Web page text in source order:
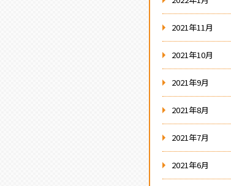
2021年11月
2021年10月
2021年9月
2021年8月
2021年7月
2021年6月